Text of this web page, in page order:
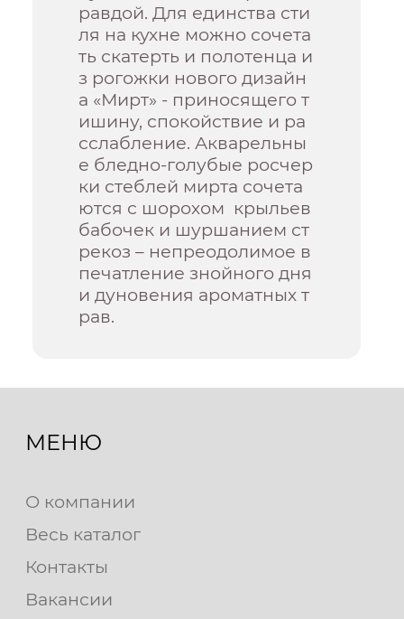
равдой. Для единства сти
ля на кухне можно сочета
ть скатерть и полотенца и
з рогожки нового дизайн
а «Мирт» - приносящего т
ишину, спокойствие и ра
сслабление. Акварельны
е бледно-голубые росчер
ки стеблей мирта сочета
ются с шорохом крыльев
бабочек и шуршанием ст
рекоз – непреодолимое в
печатление знойного дня
и дуновения ароматных т
рав.
МЕНЮ
О компании
Весь каталог
Контакты
Вакансии